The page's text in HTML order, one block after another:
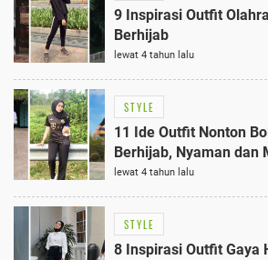
9 Inspirasi Outfit
Berhijab
lewat 4 tahun lalu
STYLE
11 Ide Outfit Nonton
Berhijab, Nyaman dan
lewat 4 tahun lalu
STYLE
8 Inspirasi Outfit Gaya